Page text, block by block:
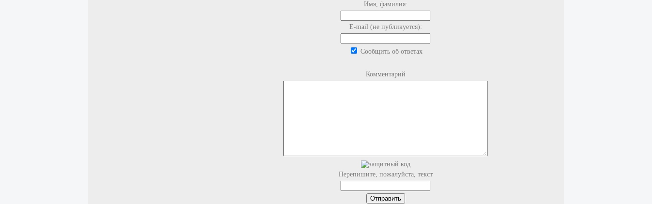
Имя, фамилия:
E-mail (не публикуется):
Сообщить об ответах
Комментарий
Перепишите, пожалуйста, текст